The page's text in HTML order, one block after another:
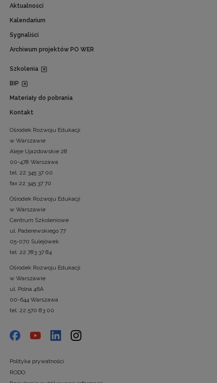
Aktualności
Kalendarium
Sygnaliści
Archiwum projektów PO WER
Szkolenia
BIP
Materiały do pobrania
Kontakt
Ośrodek Rozwoju Edukacji
w Warszawie
Aleje Ujazdowskie 28
00-478 Warszawa
tel. 22 345 37 00
fax 22 345 37 70
Ośrodek Rozwoju Edukacji
w Warszawie
Centrum Szkoleniowe
ul. Paderewskiego 77
05-070 Sulejówek
tel. 22 783 37 84
Ośrodek Rozwoju Edukacji
w Warszawie
ul. Polna 46A
00-644 Warszawa
tel. 22 570 83 00
Polityka prywatności
RODO